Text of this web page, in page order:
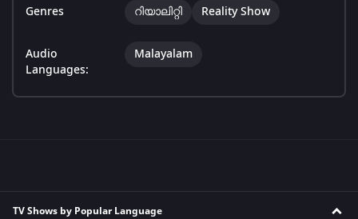
Genres റിയാലിറ്റി Reality Show
Audio
Languages:
Malayalam
TV Shows by Popular Language